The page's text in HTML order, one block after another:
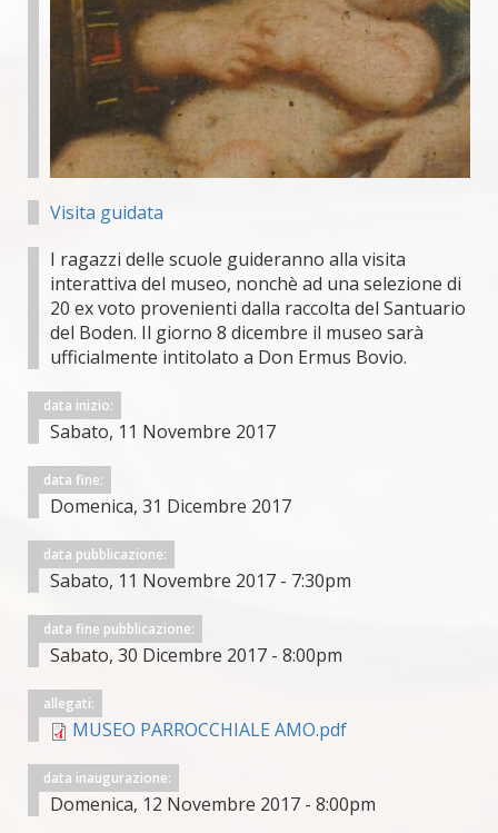
Visita guidata
I ragazzi delle scuole guideranno alla visita
interattiva del museo, nonchè ad una selezione di
20 ex voto provenienti dalla raccolta del Santuario
del Boden. Il giorno 8 dicembre il museo sarà
ufficialmente intitolato a Don Ermus Bovio.
data inizio:
Sabato, 11 Novembre 2017
data fine:
Domenica, 31 Dicembre 2017
data pubblicazione:
Sabato, 11 Novembre 2017 - 7:30pm
data fine pubblicazione:
Sabato, 30 Dicembre 2017 - 8:00pm
allegati:
MUSEO PARROCCHIALE AMO.pdf
data inaugurazione:
Domenica, 12 Novembre 2017 - 8:00pm